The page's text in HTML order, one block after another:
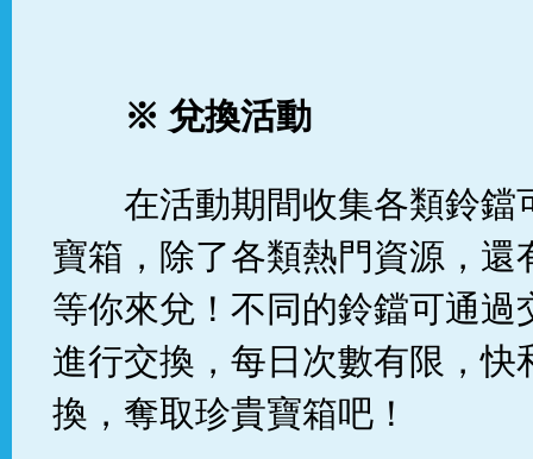
※ 兌換活動
在活動期間收集各類鈴鐺
寶箱，除了各類熱門資源，還
等你來兌！不同的鈴鐺可通過
進行交換，每日次數有限，快
換，奪取珍貴寶箱吧！